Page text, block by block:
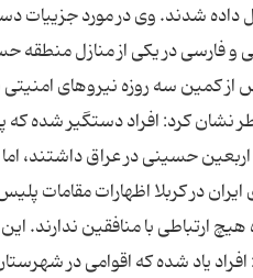
داده شدند. وی در مورد جزییات
فارسی در یكی از منازل منطقه
سه روزه نیروهای امنیتی
نشان كرد: افراد دستگیر شده
حسینی در عراق داشتند، اما
در كربلا اظهارات مقامات
با منافقین ندارند. این
یاد شده كه اقوامی در